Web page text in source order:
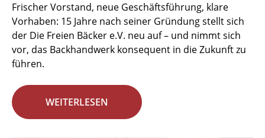
Frischer Vorstand, neue Geschäftsführung, klare
Vorhaben: 15 Jahre nach seiner Gründung stellt sich
der Die Freien Bäcker e.V. neu auf – und nimmt sich
vor, das Backhandwerk konsequent in die Zukunft zu
führen.
WEITERLESEN